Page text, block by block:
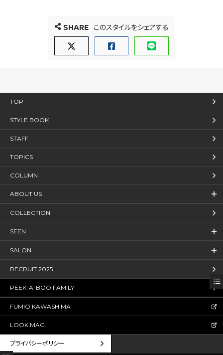
SHARE このスタイルをシェアする
TOP
STYLE BOOK
STAFF
TOPICS
COLUMN
ABOUT US
COLLECTION
SEEN
SALON
RECRUIT 2025
PEEK-A-BOO FAMILY
FUMIO KAWASHIMA
LOOK MAG.
プライバシーポリシー